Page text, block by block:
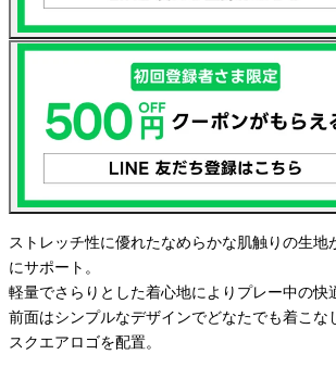
ストレッチ性に優れたなめらかな肌触りの生地
にサポート。
軽量でさらりとした着心地によりプレー中の快
前面はシンプルなデザインでどなたでも着こな
スクエアロゴを配置。